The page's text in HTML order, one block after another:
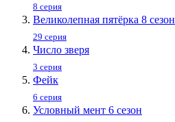
8 серия
Великолепная пятёрка 8 сезон
29 серия
Число зверя
3 серия
Фейк
6 серия
Условный мент 6 сезон